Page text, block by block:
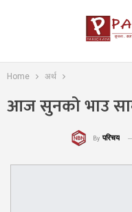
Home अर्थ
आज सुनको भाउ
By परिचय